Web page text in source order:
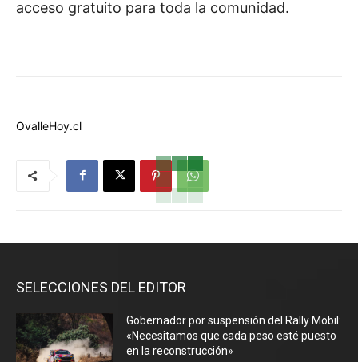
acceso gratuito para toda la comunidad.
OvalleHoy.cl
SELECCIONES DEL EDITOR
Gobernador por suspensión del Rally Mobil:
«Necesitamos que cada peso esté puesto
en la reconstrucción»